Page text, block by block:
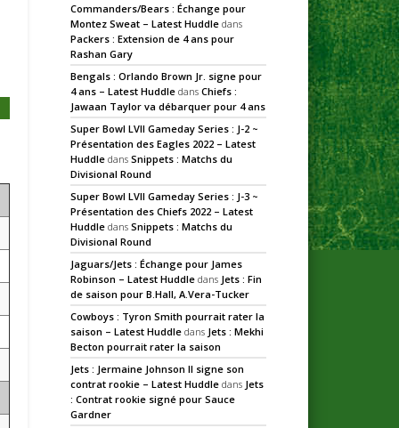
Commanders/Bears : Échange pour
Montez Sweat – Latest Huddle dans
Packers : Extension de 4 ans pour
Rashan Gary
Bengals : Orlando Brown Jr. signe pour
4 ans – Latest Huddle dansChiefs :
Jawaan Taylor va débarquer pour 4 ans
Super Bowl LVII Gameday Series : J-2 ~
Présentation des Eagles 2022 – Latest
Huddle dansSnippets : Matchs du
Divisional Round
Super Bowl LVII Gameday Series : J-3 ~
Présentation des Chiefs 2022 – Latest
Huddle dansSnippets : Matchs du
Divisional Round
Jaguars/Jets : Échange pour James
Robinson – Latest Huddle dans Jets : Fin
de saison pour B.Hall, A.Vera-Tucker
Cowboys : Tyron Smith pourrait rater la
saison – Latest Huddle dans Jets : Mekhi
Becton pourrait rater la saison
Jets : Jermaine Johnson II signe son
contrat rookie – Latest Huddle dans Jets
: Contrat rookie signé pour Sauce
Gardner